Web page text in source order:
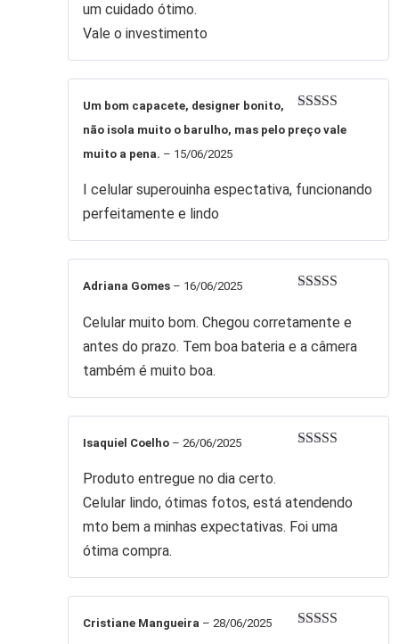
um cuidado ótimo.
Vale o investimento
Avaliação
de 5
Um bom capacete, designer bonito,
não isola muito o barulho, mas pelo preço vale
muito a pena. – 15/06/2025
I celular superouinha espectativa, funcionando
perfeitamente e lindo
de 5
Adriana Gomes – 16/06/2025
Celular muito bom. Chegou corretamente e
antes do prazo. Tem boa bateria e a câmera
também é muito boa.
Isaquiel Coelho – 26/06/2025
Produto entregue no dia certo.
Celular lindo, ótimas fotos, está atendendo
mto bem a minhas expectativas. Foi uma
ótima compra.
Cristiane Mangueira – 28/06/2025